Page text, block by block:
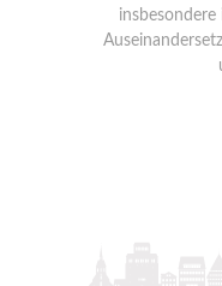
insbesondere